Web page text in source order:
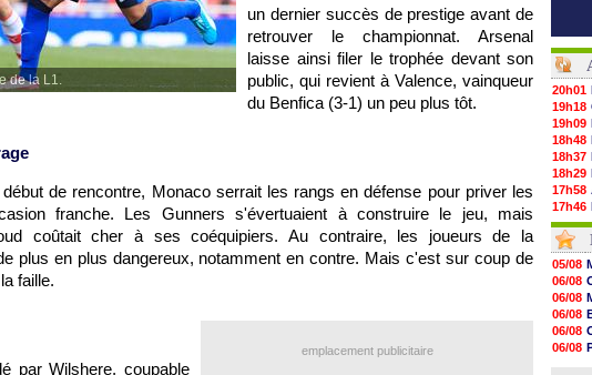
de la L1.
un dernier succès de prestige avant de
retrouver le championnat. Arsenal
laisse ainsi filer le trophée devant son
public, qui revient à Valence, vainqueur
du Benfica (3-1) un peu plus tôt.
de rencontre, Monaco serrait les rangs en défense pour priver les
franche. Les Gunners s'évertuaient à construire le jeu, mais
coûtait cher à ses coéquipiers. Au contraire, les joueurs de la
plus en plus dangereux, notamment en contre. Mais c'est sur coup de
faille.
emplacement publicitaire
par Wilshere, coupable
20h01
19h18
19h09
18h48
18h37
18h29
17h58
17h46
17h32
17h16
16h59
16h37
16h33
16h27
16h22
16h07
15h46
05/08
06/08
06/08
06/08
06/08
06/08